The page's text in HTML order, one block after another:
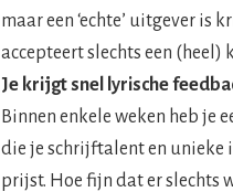
maar een ‘echte’ uitgever is
accepteert slechts een (heel)
Je krijgt snel lyrische
Binnen enkele weken heb je
die je schrijftalent en unieke
prijst. Hoe fijn dat er slechts